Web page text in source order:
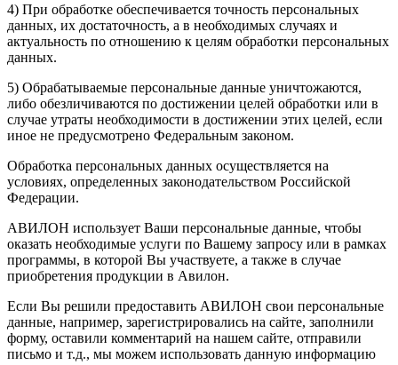
4) При обработке обеспечивается точность персональных
данных, их достаточность, а в необходимых случаях и
актуальность по отношению к целям обработки персональных
данных.
5) Обрабатываемые персональные данные уничтожаются,
либо обезличиваются по достижении целей обработки или в
случае утраты необходимости в достижении этих целей, если
иное не предусмотрено Федеральным законом.
Обработка персональных данных осуществляется на
условиях, определенных законодательством Российской
Федерации.
АВИЛОН использует Ваши персональные данные, чтобы
оказать необходимые услуги по Вашему запросу или в рамках
программы, в которой Вы участвуете, а также в случае
приобретения продукции в Авилон.
Если Вы решили предоставить АВИЛОН свои персональные
данные, например, зарегистрировались на сайте, заполнили
форму, оставили комментарий на нашем сайте, отправили
письмо и т.д., мы можем использовать данную информацию